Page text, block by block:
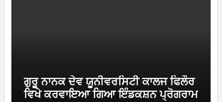
ਗੁਰੂ ਨਾਨਕ ਦੇਵ ਯੂਨੀਵਰਸਿਟੀ ਕਾਲਜ ਫਿਲੌਰ
ਵਿਖੇ ਕਰਵਾਇਆ ਗਿਆ ਇੰਡਕਸ਼ਨ ਪ੍ਰੋਗਰਾਮ